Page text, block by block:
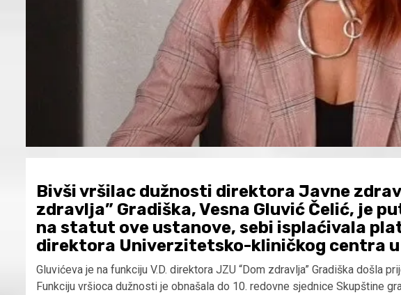
Bivši vršilac dužnosti direktora Javne
zdravlja” Gradiška, Vesna Gluvić Čelić, je
na statut ove ustanove, sebi isplaćivala
direktora Univerzitetsko-kliničkog centra u
Gluvićeva je na funkciju V.D. direktora JZU “Dom zdravlja” Gradiška došla
Funkciju vršioca dužnosti je obnašala do 10. redovne sjednice Skupštine